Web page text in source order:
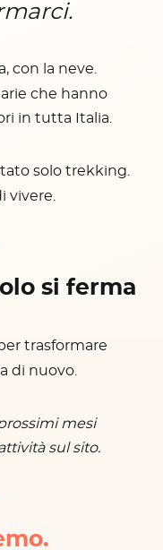
con la neve.
che hanno
in tutta Italia.
solo trekking.
vivere.
si ferma
trasformare
di nuovo.
mesi
sul sito.